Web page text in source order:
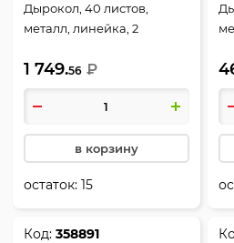
Дырокол, 40 листов,
металл, линейка, 2
цвет черный, Строгость,
Классика, Erich Krause,
4669
1 749.56 ₽
в корзину
остаток:15
Код:358891